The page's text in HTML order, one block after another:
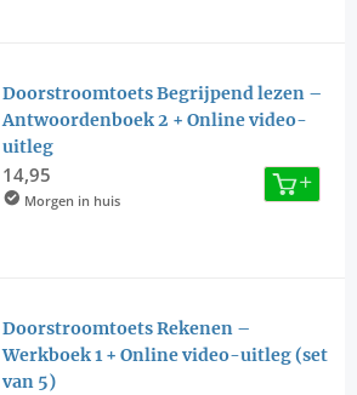
Doorstroomtoets Begrijpend lezen –
Antwoordenboek 2 + Online video-
uitleg
14,95
Morgen in huis
Doorstroomtoets Rekenen –
Werkboek 1 + Online video-uitleg (set
van 5)